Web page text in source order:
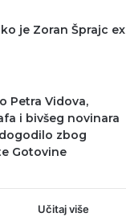
je Zoran Šprajc ex
Petra Vidova,
i bivšeg novinara
zbog
Gotovine
Učitaj više